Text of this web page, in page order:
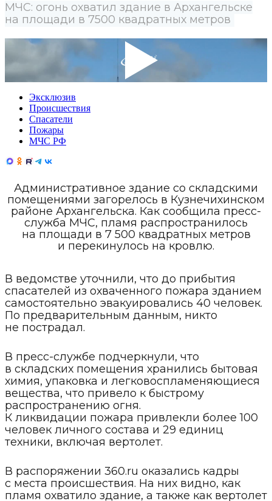
МЧС: огонь охватил здание в Архангельске
на площади в 7500 квадратных метров
Эксклюзив
Происшествия
Спасатели
Пожары
МЧС РФ
Административное здание со складскими
помещениями загорелось в Кузнечихинском
районе Архангельска. Как сообщила пресс-
служба МЧС, пламя распространилось
на площади в 7 500 квадратных метров
и перекинулось на кровлю.
В ведомстве уточнили, что до прибытия
спасателей из охваченного пожара зданием
самостоятельно эвакуировались 40 человек.
По предварительным данным, никто
не пострадал.
В пресс-службе подчеркнули, что
в складских помещения хранились бытовая
химия, упаковка и легковоспламеняющиеся
вещества, что привело к быстрому
распространению огня.
К ликвидации пожара привлекли более 100
человек личного состава и 29 единиц
техники, включая вертолет.
В распоряжении 360.ru оказались кадры
с места происшествия. На них видно, как
пламя охватило здание, а также как вертолет